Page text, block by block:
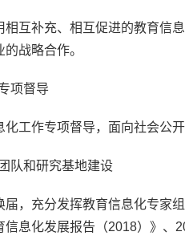
相互补充、相互促进的教育信
战略合作。
项督导
化工作专项督导，面向社会公
队和研究基地建设
届，充分发挥教育信息化专家
信息化发展报告（2018）》、